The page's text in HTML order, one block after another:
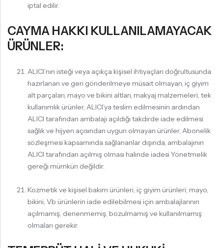
iptal edilir.
CAYMA HAKKI KULLANILAMAYACAK
ÜRÜNLER:
ALICI’nın isteği veya açıkça kişisel ihtiyaçları doğrultusunda
hazırlanan ve geri gönderilmeye müsait olmayan, iç giyim
alt parçaları, mayo ve bikini altları, makyaj malzemeleri, tek
kullanımlık ürünler, ALICI’ya teslim edilmesinin ardından
ALICI tarafından ambalajı açıldığı takdirde iade edilmesi
sağlık ve hijyen açısından uygun olmayan ürünler, Abonelik
sözleşmesi kapsamında sağlananlar dışında, ambalajının
ALICI tarafından açılmış olması halinde iadesi Yönetmelik
gereği mümkün değildir.
Kozmetik ve kişisel bakım ürünleri, iç giyim ürünleri, mayo,
bikini, Vb ürünlerin iade edilebilmesi için ambalajlarının
açılmamış, denenmemiş, bozulmamış ve kullanılmamış
olmaları gerekir.